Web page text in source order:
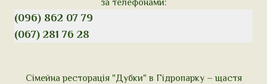
за телефонами:
(096) 862 07 79
(067) 281 76 28
Сімейна ресторація "Дубки" в Гідропарку – щастя